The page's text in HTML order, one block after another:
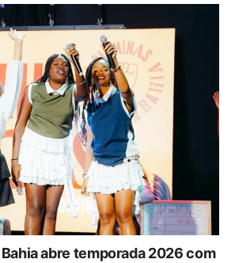
abre temporada 2026 com